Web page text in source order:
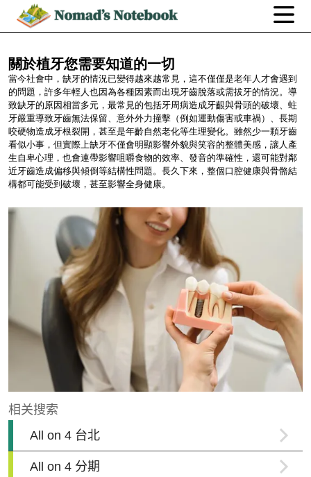
關於植牙您需要知道的一切
當今社會中，缺牙的情況已變得越來越常見，這不僅僅是老年人才會遇到
的問題，許多年輕人也因為各種因素而出現牙齒脫落或需拔牙的情況。導
致缺牙的原因相當多元，最常見的包括牙周病造成牙齦與骨頭的破壞、蛀
牙嚴重導致牙齒無法保留、意外外力撞擊（例如運動傷害或車禍）、長期
咬硬物造成牙根裂開，甚至是年齡自然老化等生理變化。雖然少一顆牙齒
看似小事，但實際上缺牙不僅會明顯影響外貌與笑容的整體美感，讓人產
生自卑心理，也會連帶影響咀嚼食物的效率、發音的準確性，還可能對鄰
近牙齒造成偏移與傾倒等結構性問題。長久下來，整個口腔健康與骨骼結
構都可能受到破壞，甚至影響全身健康。